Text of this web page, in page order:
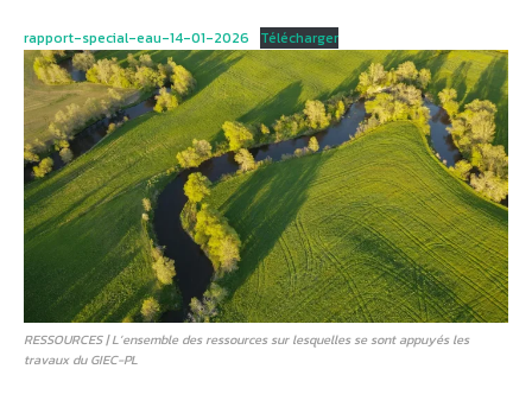
rapport-special-eau-14-01-2026 Télécharger
RESSOURCES | L’ensemble des ressources sur lesquelles se sont appuyés les
travaux du GIEC-PL